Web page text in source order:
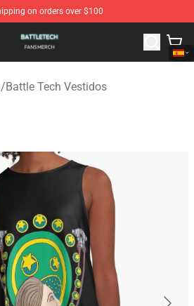
on orders over $100
Official Battle Tech Merchandise Store
/Battle Tech Vestidos